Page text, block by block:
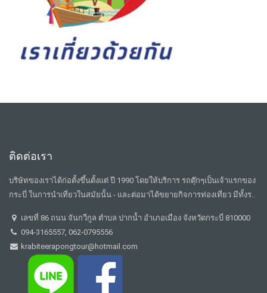
ติดต่อเรา
บริษัทของเราได้ก่อตั้งขึ้นตั้งแต่ ปี 1990 โดยให้บริการ รถตุ๊กๆเป็นเจ้าแรกของ
กระบี่ ในการนำเที่ยวในสมัยนั้น - และต่อมาได้ขยายกิจการท่องเที่ยว มีทั้งร..
เลขที่ 86 ถนน จันกวีกูล ตำบล ปากน้ำ อำเภอเมือง จังหวัดกระบี่ 810000
094-3165557, 062-0795556
krabiteerapongtour@hotmail.com